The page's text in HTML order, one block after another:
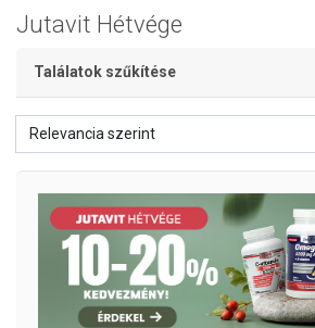
Jutavit Hétvége
Találatok szűkítése
Relevancia szerint